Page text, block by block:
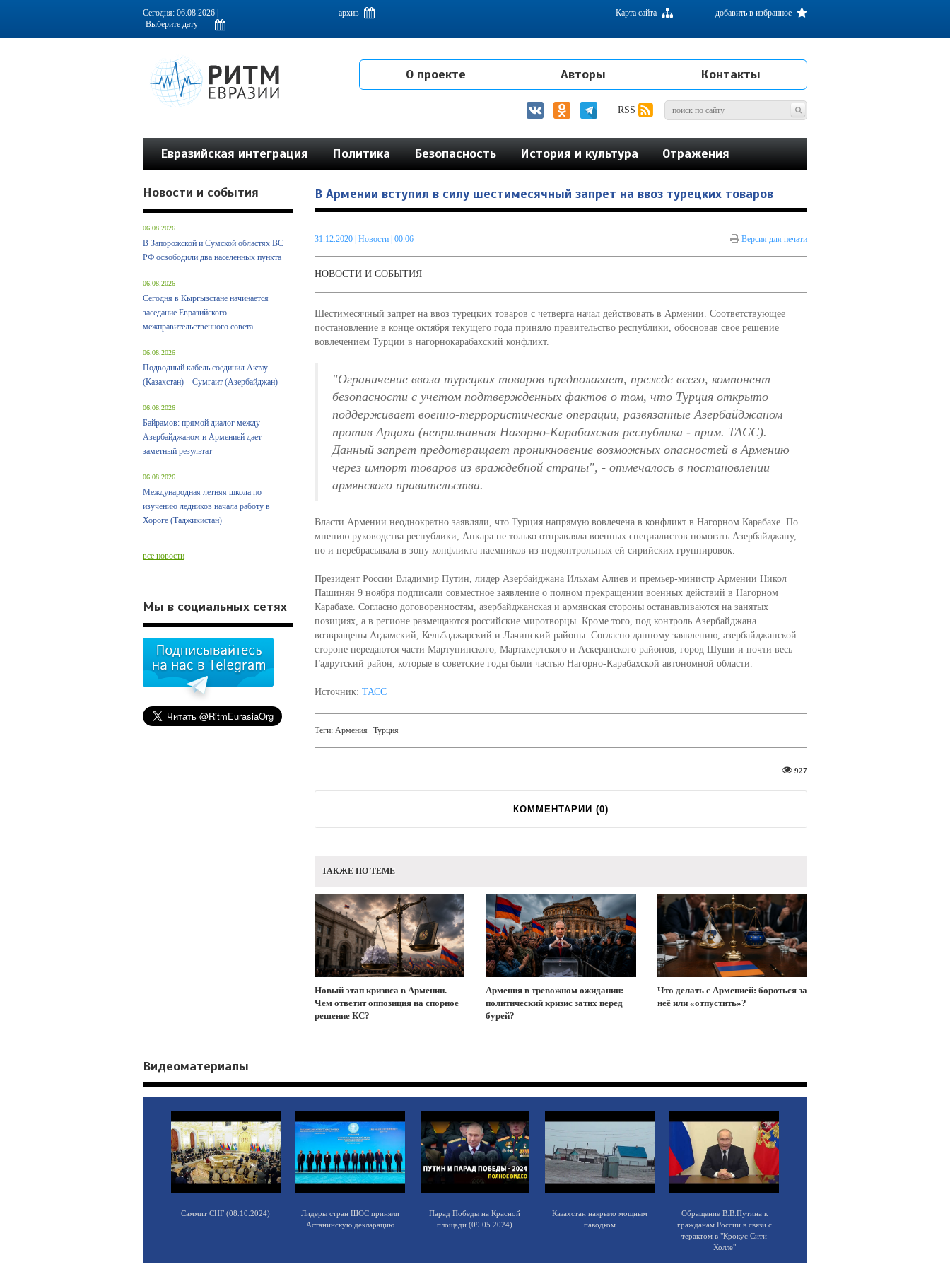
Информационно-аналитическое издание, посвященное актуальным проблемам интеграции на постсоветском пространстве
Сегодня: 06.08.2026 | архив добавить в избранное
Карта сайта
О проекте Авторы Контакты
RSS
Евразийская интеграция Политика Безопасность История и культура Отражения
В Армении вступил в силу шестимесячный запрет на ввоз турецких товаров
31.12.2020| Новости | 00.06 Версия для печати
НОВОСТИ И СОБЫТИЯ
Шестимесячный запрет на ввоз турецких товаров с четверга начал действовать в Армении. Соответствующее
постановление в конце октября текущего года приняло правительство республики, обосновав свое решение
вовлечением Турции в нагорнокарабахский конфликт.
"Ограничение ввоза турецких товаров предполагает, прежде всего, компонент
безопасности с учетом подтвержденных фактов о том, что Турция открыто
поддерживает военно-террористические операции, развязанные Азербайджаном
против Арцаха (непризнанная Нагорно-Карабахская республика - прим. ТАСС).
Данный запрет предотвращает проникновение возможных опасностей в Армению
через импорт товаров из враждебной страны", - отмечалось в постановлении
армянского правительства.
Власти Армении неоднократно заявляли, что Турция напрямую вовлечена в конфликт в Нагорном Карабахе. По
мнению руководства республики, Анкара не только отправляла военных специалистов помогать Азербайджану,
но и перебрасывала в зону конфликта наемников из подконтрольных ей сирийских группировок.
Президент России Владимир Путин, лидер Азербайджана Ильхам Алиев и премьер-министр Армении Никол
Пашинян 9 ноября подписали совместное заявление о полном прекращении военных действий в Нагорном
Карабахе. Согласно договоренностям, азербайджанская и армянская стороны останавливаются на занятых
позициях, а в регионе размещаются российские миротворцы. Кроме того, под контроль Азербайджана
возвращены Агдамский, Кельбаджарский и Лачинский районы. Согласно данному заявлению, азербайджанской
стороне передаются части Мартунинского, Мартакертского и Аскеранского районов, город Шуши и почти весь
Гадрутский район, которые в советские годы были частью Нагорно-Карабахской автономной области.
Источник: ТАСС
Теги: Армения Турция
927
КОММЕНТАРИИ (0)
ТАКЖЕ ПО ТЕМЕ
Новый этап кризиса в Армении.
Чем ответит оппозиция на спорное
решение КС?
Армения в тревожном ожидании:
политический кризис затих перед
бурей?
Что делать с Арменией: бороться за
неё или «отпустить»?
Новости и события
06.08.2026
В Запорожской и Сумской областях ВС
РФ освободили два населенных пункта
06.08.2026
Сегодня в Кыргызстане начинается
заседание Евразийского
межправительственного совета
06.08.2026
Подводный кабель соединил Актау
(Казахстан) – Сумгаит (Азербайджан)
06.08.2026
Байрамов: прямой диалог между
Азербайджаном и Арменией дает
заметный результат
06.08.2026
Международная летняя школа по
изучению ледников начала работу в
Хороге (Таджикистан)
все новости
Мы в социальных сетях
Видеоматериалы
Саммит СНГ (08.10.2024)
Лидеры стран ШОС приняли
Астанинскую декларацию
Парад Победы на Красной
площади (09.05.2024)
Казахстан накрыло мощным
паводком
Обращение В.В.Путина к
гражданам России в связи с
терактом в "Крокус Сити
Холле"